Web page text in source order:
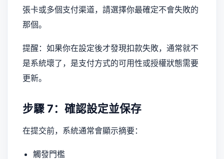
張卡或多個支付渠道，請選擇你最確定不會失敗的
那個。
提醒：如果你在設定後才發現扣款失敗，通常就不
是系統壞了，是支付方式的可用性或授權狀態需要
更新。
步驟 7：確認設定並保存
在提交前，系統通常會顯示摘要：
觸發門檻